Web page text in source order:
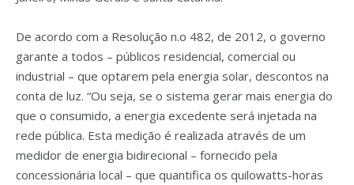
De acordo com a Resolução n.o 482, de 2012, o governo
garante a todos – públicos residencial, comercial ou
industrial – que optarem pela energia solar, descontos na
conta de luz. “Ou seja, se o sistema gerar mais energia do
que o consumido, a energia excedente será injetada na
rede pública. Esta medição é realizada através de um
medidor de energia bidirecional – fornecido pela
concessionária local – que quantifica os quilowatts-horas